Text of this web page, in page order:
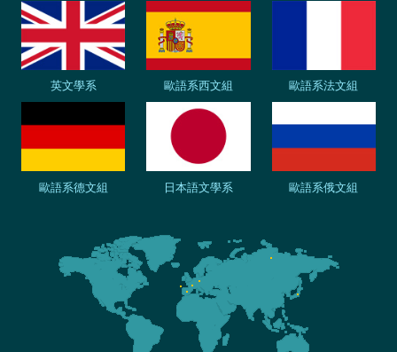
英文學系 歐語系西文組 歐語系法文組
歐語系德文組 日本語文學系 歐語系俄文組